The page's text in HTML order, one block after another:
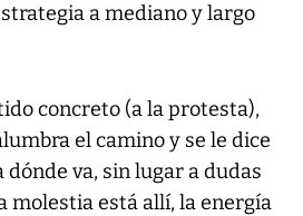
a mediano y largo
concreto (a la protesta),
el camino y se le dice
dónde va, sin lugar a dudas
molestia está allí, la energía